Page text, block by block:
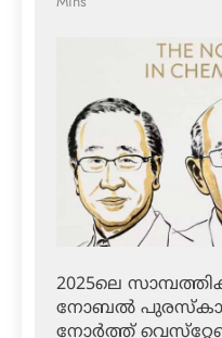
2025ലെ
നോബല്‍
നോര്‍ത്ത്